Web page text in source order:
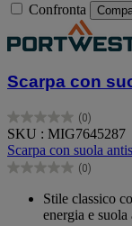
Confronta
Scarpa con
(0)
0.0
su
5
stelle.
SKU : MIG7645287
Scarpa con suola
(0)
0.0
Stile classico
energia e